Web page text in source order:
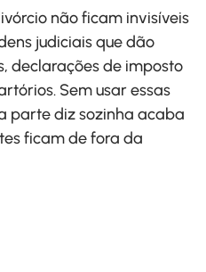
não ficam invisíveis
judiciais que dão
declarações de imposto
Sem usar essas
parte diz sozinha acaba
ficam de fora da